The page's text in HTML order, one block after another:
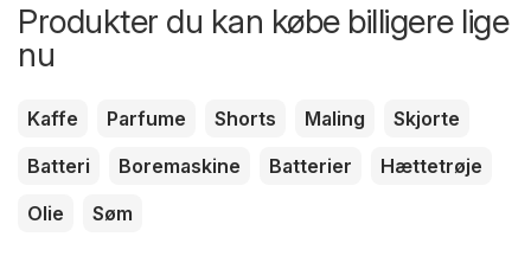
Produkter du kan købe billigere lige
nu
Kaffe Parfume Shorts Maling
Skjorte
Batteri
Boremaskine Batterier
Hættetrøje
Olie
Søm